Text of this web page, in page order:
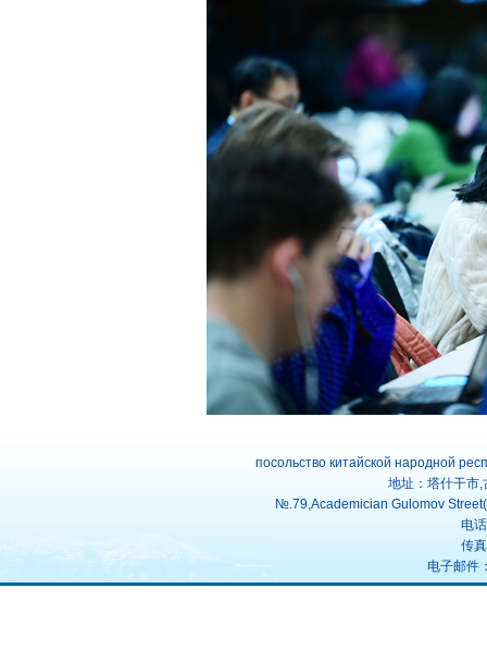
посольство китайской народной
地址：塔什干市
№.79,Academician Gulomov
电
传
电子邮件